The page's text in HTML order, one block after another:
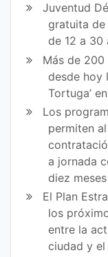
Juventud
gratuita
de 12 a 30
Más de
desde hoy
Tortuga’
Los
permiten
a jornada
diez meses
El Plan
los
entre la
ciudad y